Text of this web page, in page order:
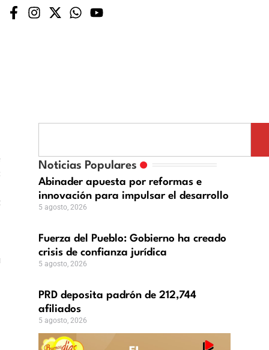
Noticias Populares
Abinader apuesta por reformas e
innovación para impulsar el desarrollo
5 agosto, 2026
Fuerza del Pueblo: Gobierno ha creado
crisis de confianza jurídica
5 agosto, 2026
PRD deposita padrón de 212,744
afiliados
5 agosto, 2026